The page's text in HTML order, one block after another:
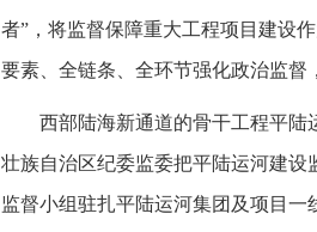
者”，将监督保障重大工程项目建设
要素、全链条、全环节强化政治监督
西部陆海新通道的骨干工程平陆
壮族自治区纪委监委把平陆运河建设
监督小组驻扎平陆运河集团及项目